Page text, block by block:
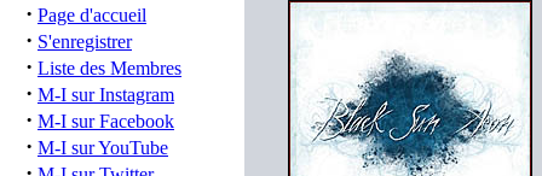
· Page d'accueil
· S'enregistrer
· Liste des Membres
· M-I sur Instagram
· M-I sur Facebook
· M-I sur YouTube